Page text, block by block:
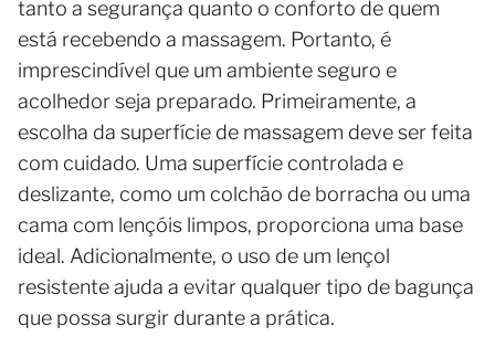
tanto a segurança quanto o conforto de quem
está recebendo a massagem. Portanto, é
imprescindível que um ambiente seguro e
acolhedor seja preparado. Primeiramente, a
escolha da superfície de massagem deve ser feita
com cuidado. Uma superfície controlada e
deslizante, como um colchão de borracha ou uma
cama com lençóis limpos, proporciona uma base
ideal. Adicionalmente, o uso de um lençol
resistente ajuda a evitar qualquer tipo de bagunça
que possa surgir durante a prática.